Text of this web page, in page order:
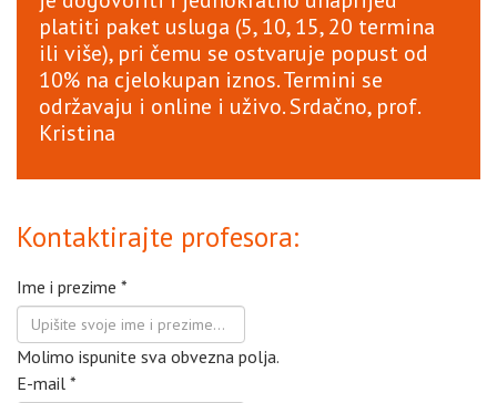
platiti paket usluga (5, 10, 15, 20 termina
ili više), pri čemu se ostvaruje popust od
10% na cjelokupan iznos. Termini se
održavaju i online i uživo. Srdačno, prof.
Kristina
Kontaktirajte profesora:
Ime i prezime *
Molimo ispunite sva obvezna polja.
E-mail *